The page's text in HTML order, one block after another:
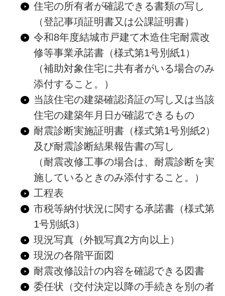
住宅の所有者が確認できる書類の写し
（登記事項証明書又は公課証明書）
令和8年度結城市戸建て木造住宅耐震改
修等事業承諾書（様式第1号別紙1）
（補助対象住宅に共有者がいる場合のみ
添付すること。）
当該住宅の建築確認済証の写し又は当該
住宅の建築年月日が確認できるもの
耐震診断実施証明書（様式第1号別紙2）
及び耐震診断結果報告書の写し
（耐震改修工事の場合は、耐震診断を実
施しているときのみ添付すること。）
工程表
市税等納付状況に関する承諾書（様式第
1号別紙3）
現況写真（外観写真2方向以上）
現況の各階平面図
耐震改修設計の内容を確認できる図書
委任状（交付決定以降の手続きを別の者